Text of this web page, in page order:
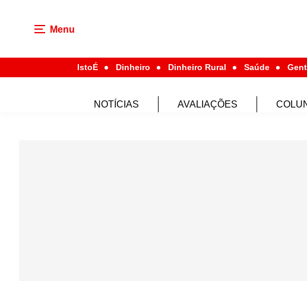
Menu
IstoÉ Dinheiro Dinheiro Rural Saúde
NOTÍCIAS AVALIAÇÕES